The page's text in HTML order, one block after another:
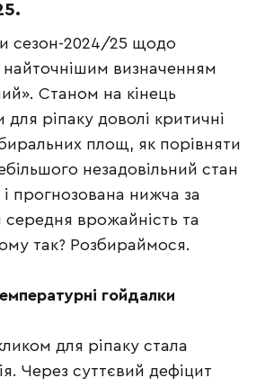
сезон-2024/25 щодо
визначенням
Станом на кінець
для ріпаку доволі критичні
площ, як порівняти
незадовільний стан
і прогнозована нижча за
середня врожайність та
так? Розбираймося.
гойдалки
для ріпаку стала
Через суттєвий дефіцит